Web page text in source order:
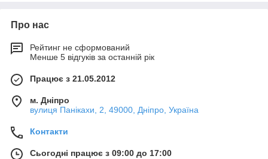
Про нас
Рейтинг не сформований
Менше 5 відгуків за останній рік
Працює з 21.05.2012
м. Дніпро
вулиця Панікахи, 2, 49000, Дніпро, Україна
Контакти
Сьогодні працює з 09:00 до 17:00